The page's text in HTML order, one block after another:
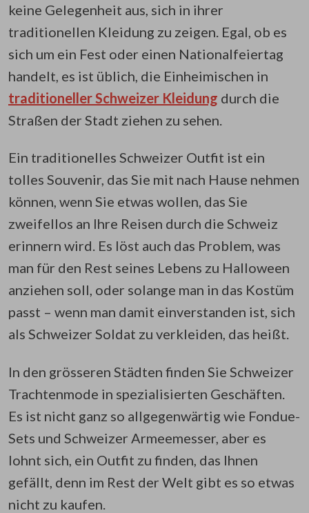
keine Gelegenheit aus, sich in ihrer
traditionellen Kleidung zu zeigen. Egal, ob es
sich um ein Fest oder einen Nationalfeiertag
handelt, es ist üblich, die Einheimischen in
traditioneller Schweizer Kleidung durch die
Straßen der Stadt ziehen zu sehen.
Ein traditionelles Schweizer Outfit ist ein
tolles Souvenir, das Sie mit nach Hause nehmen
können, wenn Sie etwas wollen, das Sie
zweifellos an Ihre Reisen durch die Schweiz
erinnern wird. Es löst auch das Problem, was
man für den Rest seines Lebens zu Halloween
anziehen soll, oder solange man in das Kostüm
passt – wenn man damit einverstanden ist, sich
als Schweizer Soldat zu verkleiden, das heißt.
In den grösseren Städten finden Sie Schweizer
Trachtenmode in spezialisierten Geschäften.
Es ist nicht ganz so allgegenwärtig wie Fondue-
Sets und Schweizer Armeemesser, aber es
lohnt sich, ein Outfit zu finden, das Ihnen
gefällt, denn im Rest der Welt gibt es so etwas
nicht zu kaufen.